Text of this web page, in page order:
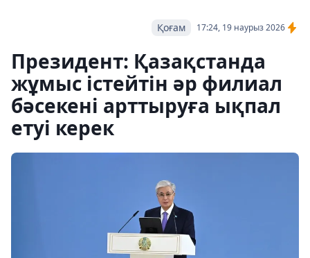
17:24, 19 наурыз 2026
Қоғам
Президент: Қазақстанда
жұмыс істейтін әр филиал
бәсекені арттыруға ықпал
етуі керек